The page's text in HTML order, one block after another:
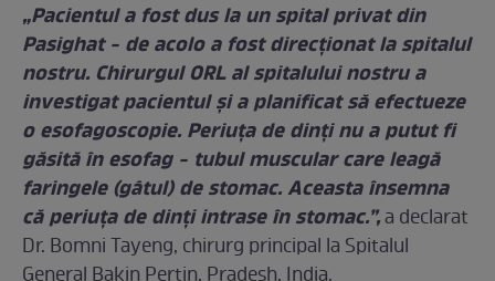
„Pacientul a fost dus la un spital privat din
Pasighat - de acolo a fost direcționat la spitalul
nostru. Chirurgul ORL al spitalului nostru a
investigat pacientul și a planificat să efectueze
o esofagoscopie. Periuța de dinți nu a putut fi
găsită în esofag - tubul muscular care leagă
faringele (gâtul) de stomac. Aceasta însemna
că periuța de dinți intrase în stomac.”,a declarat
Dr. Bomni Tayeng, chirurg principal la Spitalul